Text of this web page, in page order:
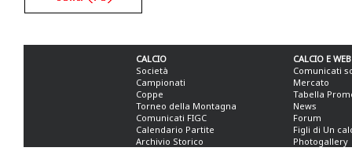
CALCIO
Società
Campionati
Coppe
Torneo della Montagna
Comunicati FIGC
Calendario Partite
Archivio Storico
CALCIO E WEB
Comunicati
Mercato
Tabella
News
Forum
Figli di Un
Photogallery